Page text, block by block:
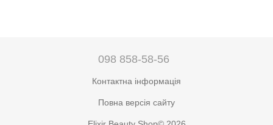
098 858-58-56
Контактна інформація
Повна версія сайту